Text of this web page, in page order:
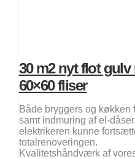
30 m2 nyt flot gulv
60×60 fliser
Både bryggers og køkken
samt indmuring af el-
elektrikeren kunne
totalrenoveringen.
Kvalitetshåndværk af